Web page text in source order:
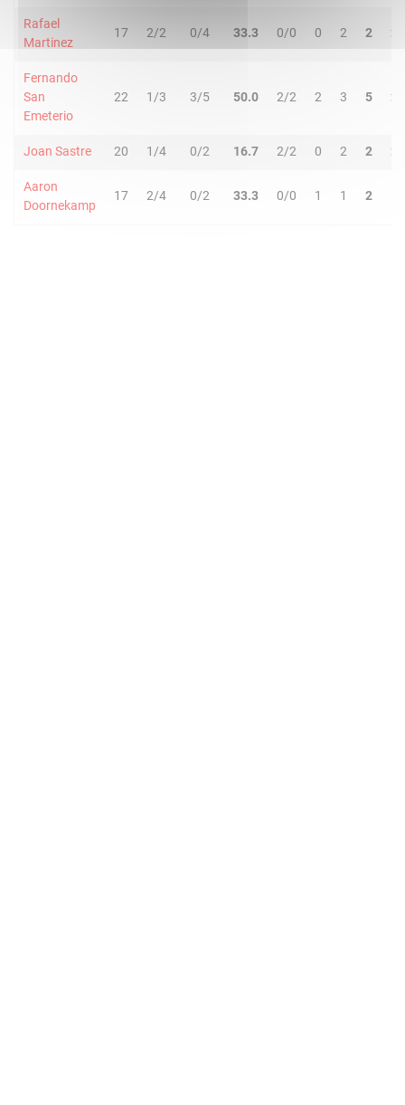
Rafael
Martinez
17 2/2 0/4 33.3 0/0 0 2 2 2
Fernando
San
Emeterio
22 1/3 3/5 50.0 2/2 2 3 5 2
Joan Sastre 20 1/4 0/2 16.7 2/2 0 2 2 2
Aaron
Doornekamp
17 2/4 0/2 33.3 0/0 1 1 2